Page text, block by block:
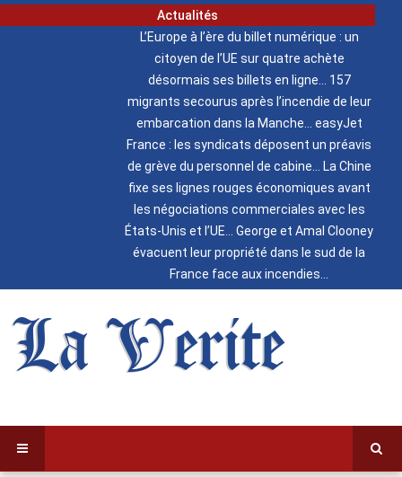
Actualités
L’Europe à l’ère du billet numérique : un
citoyen de l’UE sur quatre achète
désormais ses billets en ligne
157
migrants secourus après l’incendie de leur
embarcation dans la Manche
easyJet
France : les syndicats déposent un préavis
de grève du personnel de cabine
La Chine
fixe ses lignes rouges économiques avant
les négociations commerciales avec les
États-Unis et l’UE
George et Amal Clooney
évacuent leur propriété dans le sud de la
France face aux incendies
La Verite